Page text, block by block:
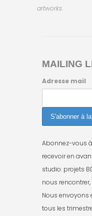
artworks.
MAILING
Adresse mail
Abonnez-vous
recevoir en
studio: projets
nous
Nous envoyons
tous les